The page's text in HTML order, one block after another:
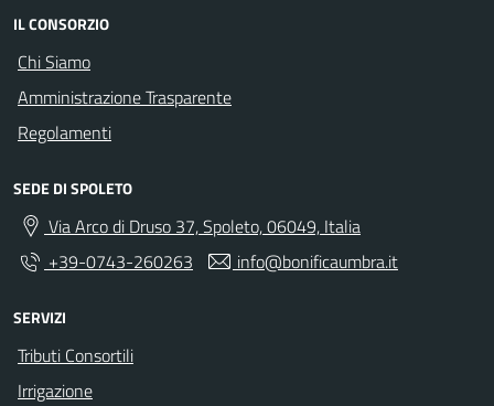
IL CONSORZIO
Chi Siamo
Amministrazione Trasparente
Regolamenti
SEDE DI SPOLETO
Via Arco di Druso 37, Spoleto, 06049, Italia
+39-0743-260263
info@bonificaumbra.it
SERVIZI
Tributi Consortili
Irrigazione